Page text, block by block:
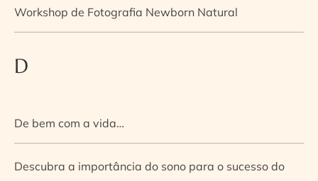
Workshop de Fotografia Newborn Natural
D
De bem com a vida…
Descubra a importância do sono para o sucesso do